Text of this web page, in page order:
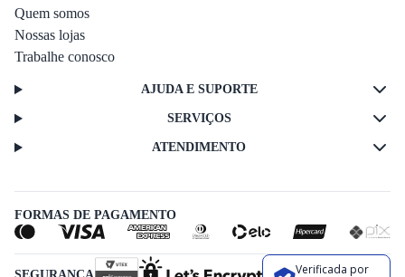
Quem somos
Nossas lojas
Trabalhe conosco
AJUDA E SUPORTE
SERVIÇOS
ATENDIMENTO
FORMAS DE PAGAMENTO
Verificada por